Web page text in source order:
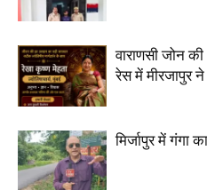
वाराणसी जोन
रेस में मीरजापुर ने
मिर्जापुर में गंगा